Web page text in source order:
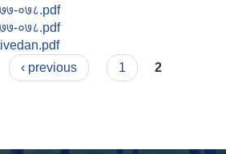
०७८.pdf
०७८.pdf
‹ previous 1 2